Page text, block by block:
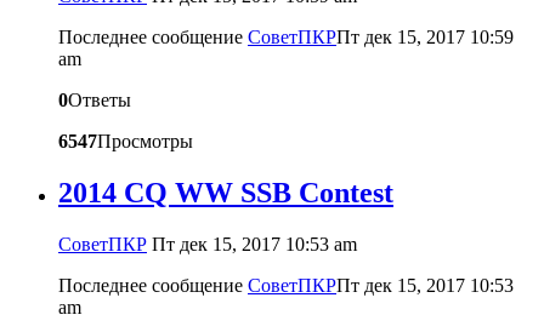
Последнее сообщение CоветПКРПт дек 15, 2017 10:59
am
0Ответы
6547Просмотры
2014 CQ WW SSB Contest
CоветПКР Пт дек 15, 2017 10:53 am
Последнее сообщение CоветПКРПт дек 15, 2017 10:53
am